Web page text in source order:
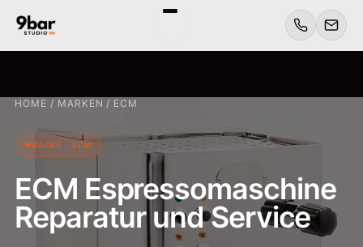
HOME / MARKEN / ECM
MARKE · ECM
ECM Espressomaschine
Reparatur und Service